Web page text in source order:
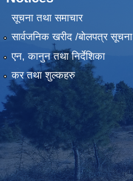
सूचना तथा समाचार
सार्वजनिक खरीद /बोलपत्र सूचना
एन, कानुन तथा निर्देशिका
कर तथा शुल्कहरु